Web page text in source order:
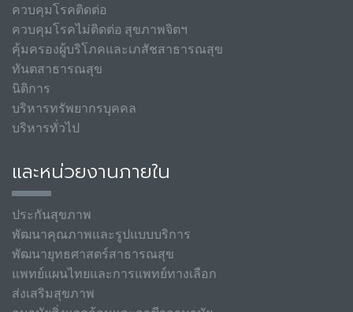
ควบคุมโรคติดต่อ
ควบคุมโรคไม่ติดต่อ สุขภาพจิตฯ
คุ้มครองผู้บริโภคและเภสัชสาธารณสุข
ทันตสาธารณสุข
นิติการ
บริหารทรัพยากรบุคคล
บริหารทั่วไป
และหน่วยงานภายใน
ประกันสุขภาพ
พัฒนาคุณภาพและรูปแบบบริการ
พัฒนายุทธศาสตร์สาธารณสุข
แพทย์แผนไทยและการแพทย์ทางเลือก
ส่งเสริมสุขภาพ